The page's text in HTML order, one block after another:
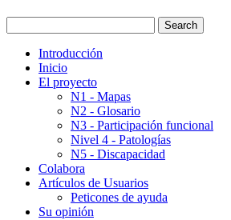
Introducción
Inicio
El proyecto
N1 - Mapas
N2 - Glosario
N3 - Participación funcional
Nivel 4 - Patologías
N5 - Discapacidad
Colabora
Artículos de Usuarios
Peticones de ayuda
Su opinión